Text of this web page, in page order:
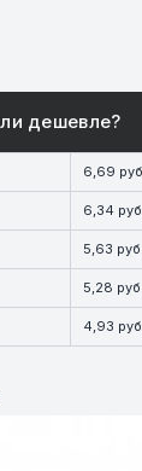
6,69 руб.
6,34 руб.
5,63 руб.
5,28 руб.
4,93 руб.